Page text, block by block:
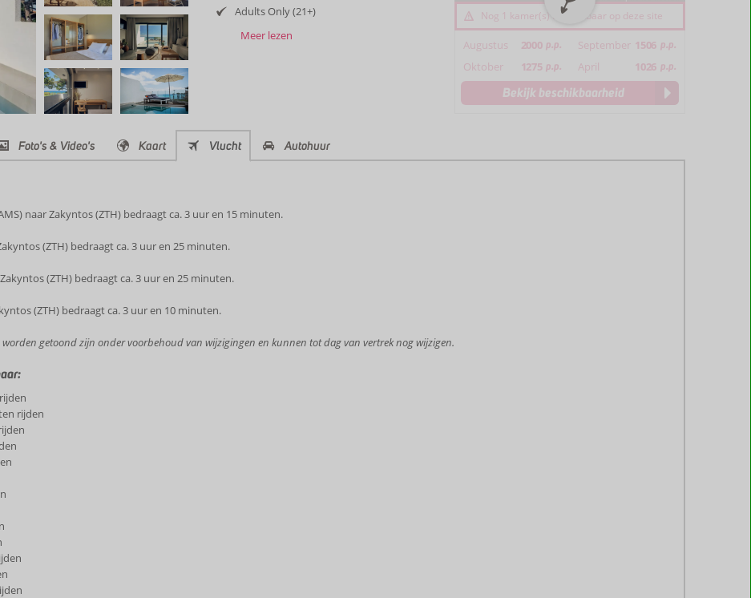
Adults Only (21+)
Meer lezen
Nog 1 kamer(s) beschikbaar op deze site
Augustus 2000 p.p. September 1506 p.p.
Oktober 1275 p.p. April 1026 p.p.
Bekijk beschikbaarheid
Foto's & Video's Kaart Vlucht Autohuur
naar Zakyntos (ZTH) bedraagt ca. 3 uur en 15 minuten.
(ZTH) bedraagt ca. 3 uur en 25 minuten.
(ZTH) bedraagt ca. 3 uur en 25 minuten.
(ZTH) bedraagt ca. 3 uur en 10 minuten.
getoond zijn onder voorbehoud van wijzigingen en kunnen tot dag van vertrek nog wijzigen.
rijden